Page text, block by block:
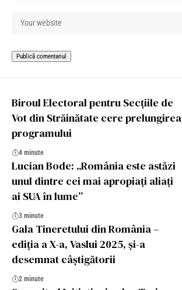
Biroul Electoral pentru Secțiile de
Vot din Străinătate cere prelungirea
programului
4 minute
Lucian Bode: „România este astăzi
unul dintre cei mai apropiați aliați
ai SUA în lume”
3 minute
Gala Tineretului din România –
ediția a X-a, Vaslui 2025, și-a
desemnat câștigătorii
2 minute